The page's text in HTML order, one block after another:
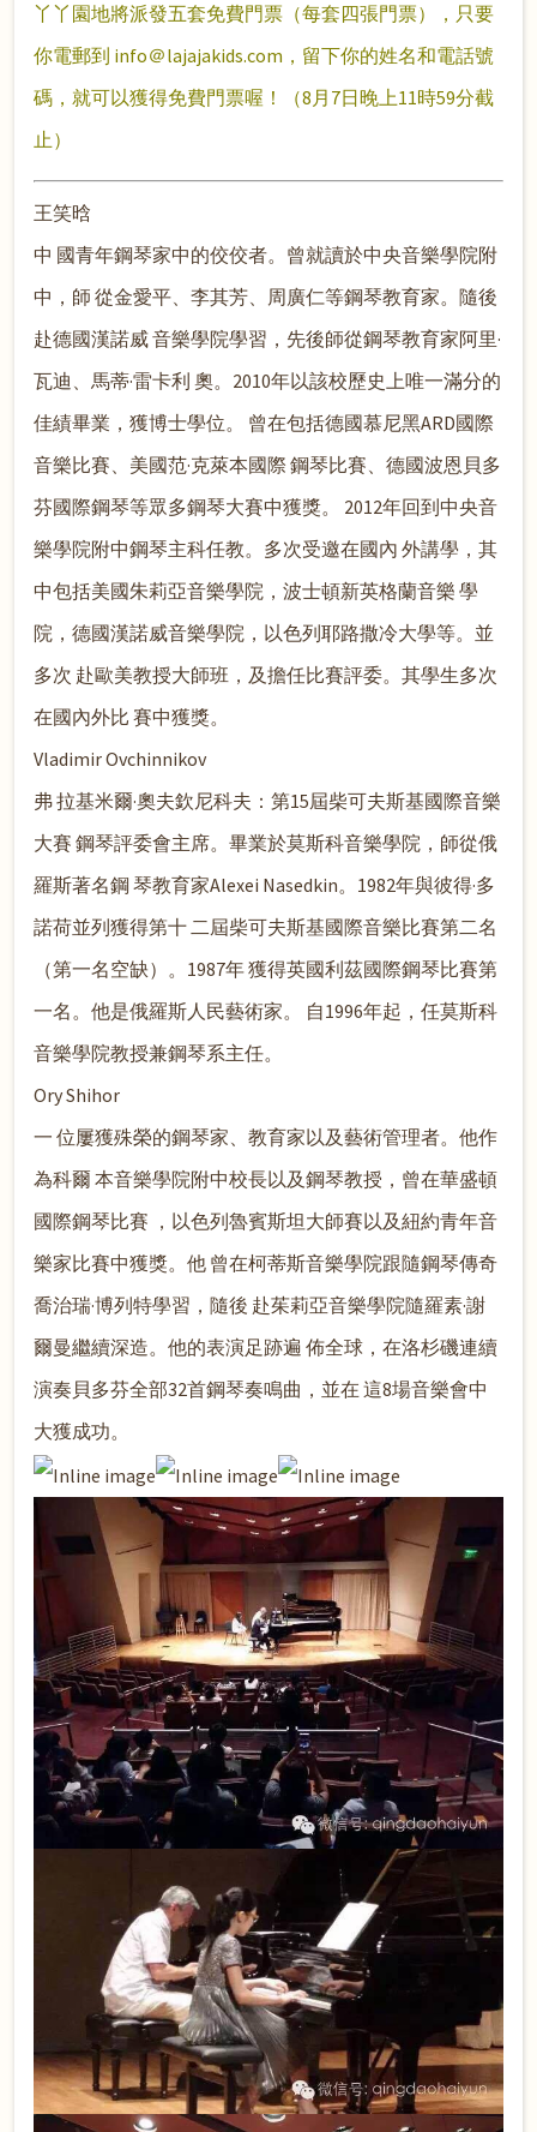
丫丫園地將派發五套免費門票（每套四張門票），只要
你電郵到 info＠lajajakids.com，留下你的姓名和電話號
碼，就可以獲得免費門票喔！（8月7日晚上11時59分截
止）
王笑晗
中 國青年鋼琴家中的佼佼者。曾就讀於中央音樂學院附
中，師 從金愛平、李其芳、周廣仁等鋼琴教育家。隨後
赴德國漢諾威 音樂學院學習，先後師從鋼琴教育家阿里·
瓦迪、馬蒂·雷卡利 奧。2010年以該校歷史上唯一滿分的
佳績畢業，獲博士學位。 曾在包括德國慕尼黑ARD國際
音樂比賽、美國范·克萊本國際 鋼琴比賽、德國波恩貝多
芬國際鋼琴等眾多鋼琴大賽中獲獎。 2012年回到中央音
樂學院附中鋼琴主科任教。多次受邀在國內 外講學，其
中包括美國朱莉亞音樂學院，波士頓新英格蘭音樂 學
院，德國漢諾威音樂學院，以色列耶路撒冷大學等。並
多次 赴歐美教授大師班，及擔任比賽評委。其學生多次
在國內外比 賽中獲獎。
Vladimir Ovchinnikov
弗 拉基米爾·奧夫欽尼科夫：第15屆柴可夫斯基國際音樂
大賽 鋼琴評委會主席。畢業於莫斯科音樂學院，師從俄
羅斯著名鋼 琴教育家Alexei Nasedkin。1982年與彼得·多
諾荷並列獲得第十 二屆柴可夫斯基國際音樂比賽第二名
（第一名空缺）。1987年 獲得英國利茲國際鋼琴比賽第
一名。他是俄羅斯人民藝術家。 自1996年起，任莫斯科
音樂學院教授兼鋼琴系主任。
Ory Shihor
一 位屢獲殊榮的鋼琴家、教育家以及藝術管理者。他作
為科爾 本音樂學院附中校長以及鋼琴教授，曾在華盛頓
國際鋼琴比賽 ，以色列魯賓斯坦大師賽以及紐約青年音
樂家比賽中獲獎。他 曾在柯蒂斯音樂學院跟隨鋼琴傳奇
喬治瑞·博列特學習，隨後 赴茱莉亞音樂學院隨羅素·謝
爾曼繼續深造。他的表演足跡遍 佈全球，在洛杉磯連續
演奏貝多芬全部32首鋼琴奏鳴曲，並在 這8場音樂會中
大獲成功。